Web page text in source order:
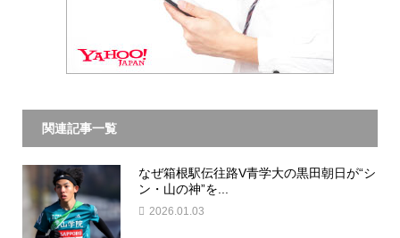
関連記事一覧
なぜ箱根駅伝往路V青学大の黒田朝日が“シ
ン・山の神”を...
2026.01.03